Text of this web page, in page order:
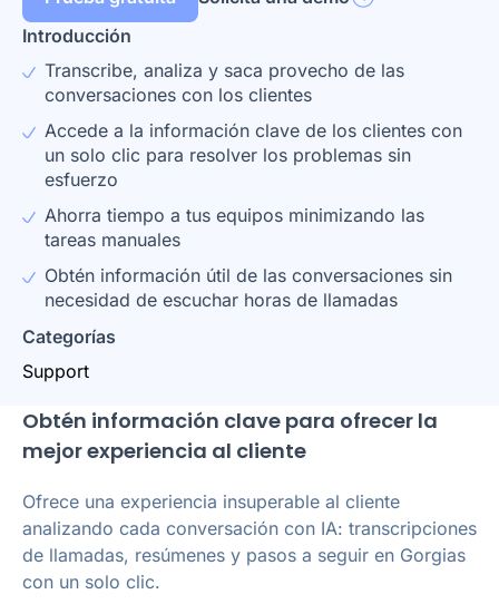
Introducción
Transcribe, analiza y saca provecho de las
conversaciones con los clientes
Accede a la información clave de los clientes con
un solo clic para resolver los problemas sin
esfuerzo
Ahorra tiempo a tus equipos minimizando las
tareas manuales
Obtén información útil de las conversaciones sin
necesidad de escuchar horas de llamadas
Categorías
Support
Obtén información clave para ofrecer la
mejor experiencia al cliente
Ofrece una experiencia insuperable al cliente
analizando cada conversación con IA: transcripciones
de llamadas, resúmenes y pasos a seguir en Gorgias
con un solo clic.